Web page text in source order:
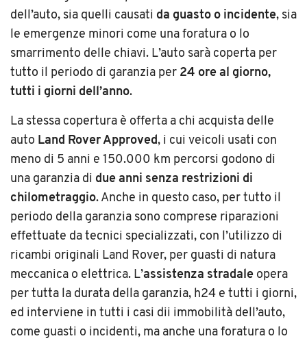
dell’auto, sia quelli causati da guasto o incidente, sia
le emergenze minori come una foratura o lo
smarrimento delle chiavi. L’auto sarà coperta per
tutto il periodo di garanzia per 24 ore al giorno,
tutti i giorni dell’anno.
La stessa copertura è offerta a chi acquista delle
auto Land Rover Approved, i cui veicoli usati con
meno di 5 anni e 150.000 km percorsi godono di
una garanzia di due anni senza restrizioni di
chilometraggio. Anche in questo caso, per tutto il
periodo della garanzia sono comprese riparazioni
effettuate da tecnici specializzati, con l’utilizzo di
ricambi originali Land Rover, per guasti di natura
meccanica o elettrica. L’assistenza stradale opera
per tutta la durata della garanzia, h24 e tutti i giorni,
ed interviene in tutti i casi dii immobilità dell’auto,
come guasti o incidenti, ma anche una foratura o lo